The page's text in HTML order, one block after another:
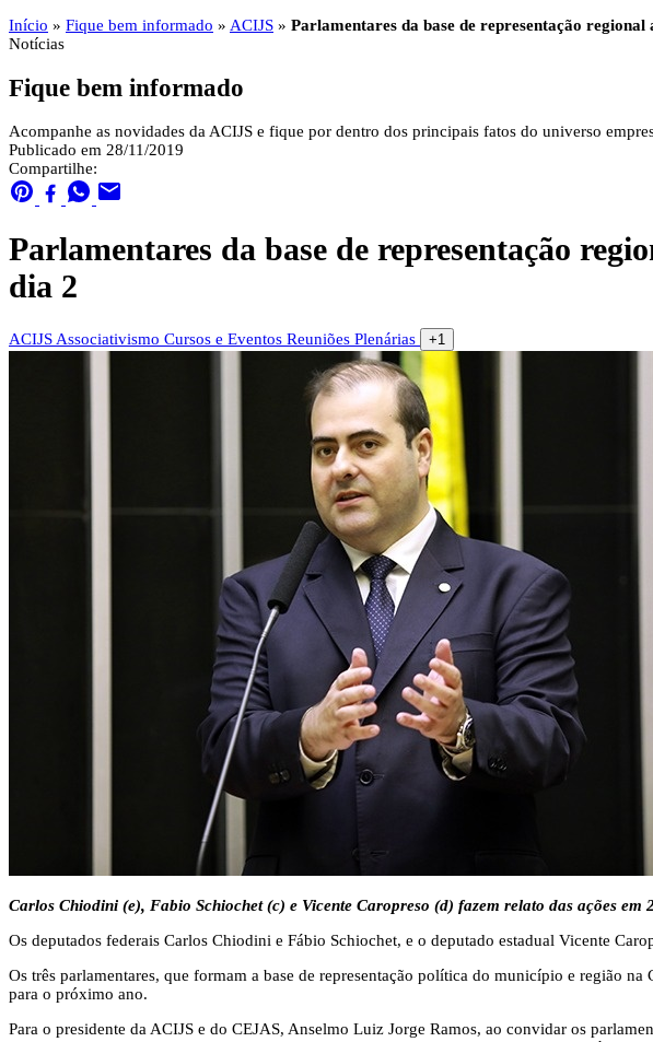
Início » Fique bem informado » ACIJS » Parlamentares da base de representação
Notícias
Fique bem informado
Acompanhe as novidades da ACIJS e fique por dentro dos principais fatos do universo
Publicado em 28/11/2019
Compartilhe:
Parlamentares da base de representação
dia 2
ACIJS Associativismo Cursos e Eventos Reuniões Plenárias +1
Carlos Chiodini (e), Fabio Schiochet (c) e Vicente Caropreso (d) fazem relato das ações
Os deputados federais Carlos Chiodini e Fábio Schiochet, e o deputado estadual Vicente
Os três parlamentares, que formam a base de representação política do município e região
para o próximo ano.
Para o presidente da ACIJS e do CEJAS, Anselmo Luiz Jorge Ramos, ao convidar os